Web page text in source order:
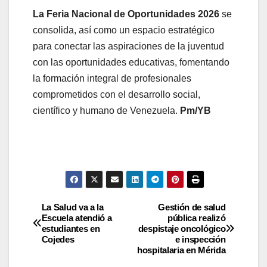
La Feria Nacional de Oportunidades 2026 se
consolida, así como un espacio estratégico
para conectar las aspiraciones de la juventud
con las oportunidades educativas, fomentando
la formación integral de profesionales
comprometidos con el desarrollo social,
científico y humano de Venezuela. Pm/YB
​Gestión de salud
pública realizó
despistaje oncológico
e inspección
hospitalaria en Mérida
La Salud va a la
Escuela atendió a
estudiantes en
Cojedes